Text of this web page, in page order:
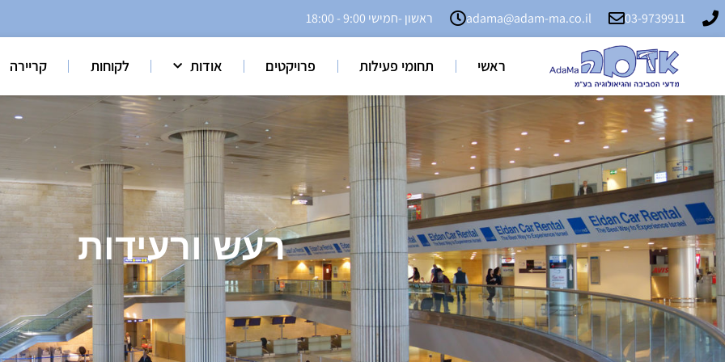
03-9739911
adama@adam-ma.co.il ראשון -חמישי 9:00 - 18:00
ראשי תחומי פעילות פרויקטים אודות לקוחות קריירה
רעש ורעידות